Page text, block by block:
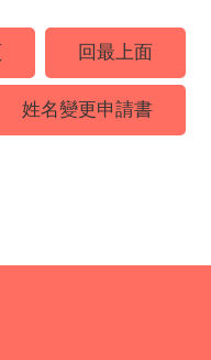
回最上面
姓名變更申請書